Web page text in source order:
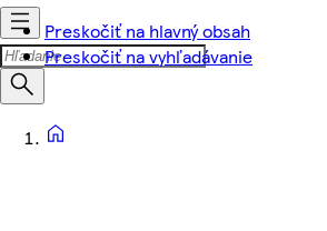
Preskočiť na hlavný obsah
Preskočiť na vyhľadávanie